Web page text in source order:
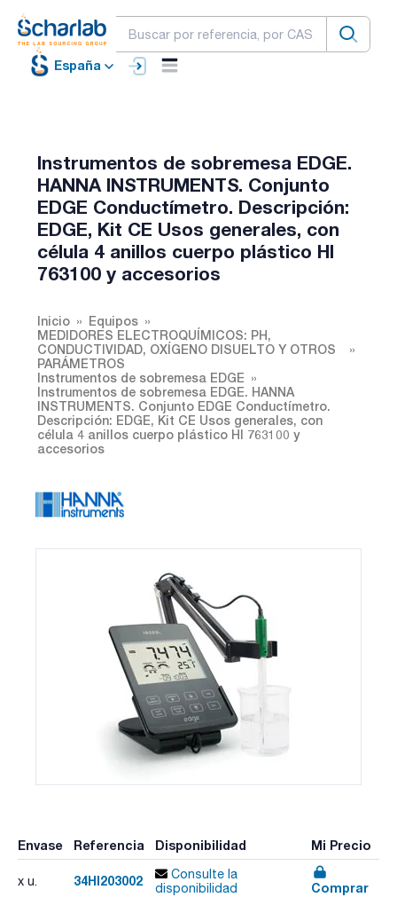
España
Instrumentos de sobremesa EDGE.
HANNA INSTRUMENTS. Conjunto
EDGE Conductímetro. Descripción:
EDGE, Kit CE Usos generales, con
célula 4 anillos cuerpo plástico HI
763100 y accesorios
Inicio
Equipos
MEDIDORES ELECTROQUÍMICOS: PH,
CONDUCTIVIDAD, OXÍGENO DISUELTO Y OTROS
PARÁMETROS
Instrumentos de sobremesa EDGE
Instrumentos de sobremesa EDGE. HANNA
INSTRUMENTS. Conjunto EDGE Conductímetro.
Descripción: EDGE, Kit CE Usos generales, con
célula 4 anillos cuerpo plástico HI 763100 y
accesorios
Envase Referencia Disponibilidad Mi Precio
x u. 34HI203002
Consulte la
disponibilidad
Comprar